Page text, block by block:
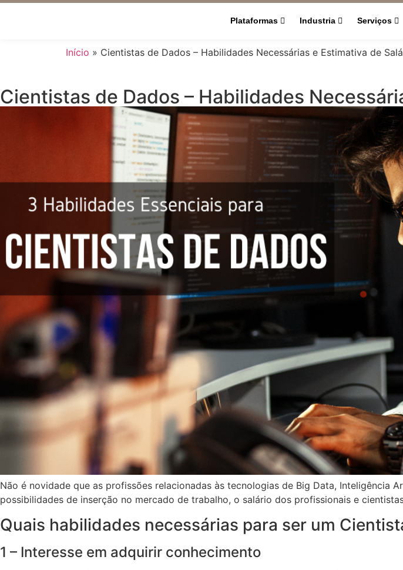
Plataformas Industria Serviços
Início » Cientistas de Dados – Habilidades Necessárias e Estimativa de
Cientistas de Dados – Habilidades
Não é novidade que as profissões relacionadas às tecnologias de Big Data, Inteligência
possibilidades de inserção no mercado de trabalho, o salário dos profissionais e
Quais habilidades necessárias para ser um
1 – Interesse em adquirir conhecimento